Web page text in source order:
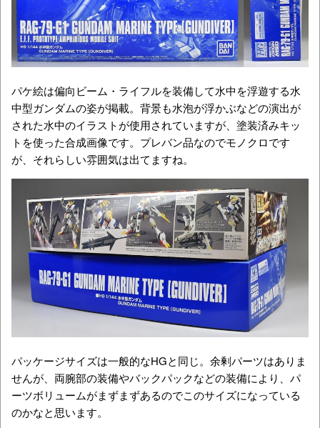
パケ絵は偏向ビーム・ライフルを装備して水中を浮遊する水
中型ガンダムの姿が掲載。背景も水泡が浮かぶなどの演出が
された水中のイラストが使用されていますが、塗装済みキッ
トを使った合成画像です。プレバン品なのでモノクロです
が、それらしい雰囲気は出てますね。
パッケージサイズは一般的なHGと同じ。余剰パーツはありま
せんが、両腕部の装備やバックパックなどの装備により、パ
ーツボリュームがまずまずあるのでこのサイズになっている
のかなと思います。